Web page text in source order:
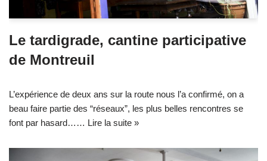
Le tardigrade, cantine participative
de Montreuil
L’expérience de deux ans sur la route nous l’a confirmé, on a
beau faire partie des “réseaux”, les plus belles rencontres se
font par hasard…… Lire la suite »